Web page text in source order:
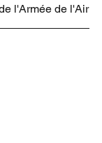
l'Armée de l'Air